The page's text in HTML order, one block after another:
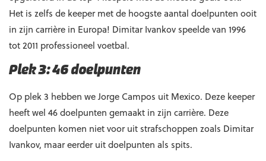
Het is zelfs de keeper met de hoogste aantal doelpunten ooit
in zijn carrière in Europa! Dimitar Ivankov speelde van 1996
tot 2011 professioneel voetbal.
Plek 3: 46 doelpunten
Op plek 3 hebben we Jorge Campos uit Mexico. Deze keeper
heeft wel 46 doelpunten gemaakt in zijn carrière. Deze
doelpunten komen niet voor uit strafschoppen zoals Dimitar
Ivankov, maar eerder uit doelpunten als spits.